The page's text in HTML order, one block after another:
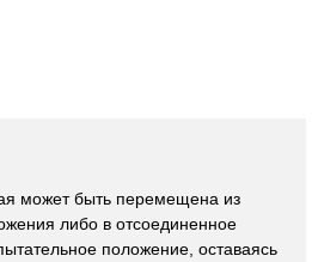
может быть перемещена из
либо в отсоединенное
положение, оставаясь